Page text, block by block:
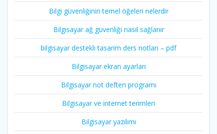
Bilgi güvenliğinin temel öğeleri nelerdir
Bilgisayar ağ güvenliği nasıl sağlanır
bilgisayar destekli tasarim ders notları – pdf
Bilgisayar ekran ayarları
Bilgisayar not defteri programı
Bilgisayar ve internet terimleri
Bilgisayar yazılımı